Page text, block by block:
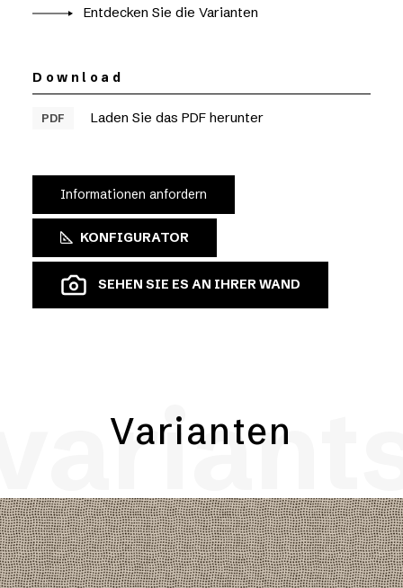
Entdecken Sie die Varianten
Download
PDF Laden Sie das PDF herunter
Informationen anfordern
KONFIGURATOR
SEHEN SIE ES AN IHRER WAND
Varianten